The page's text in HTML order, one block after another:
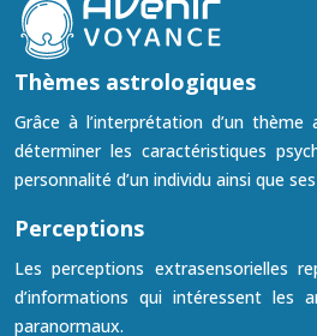
Thèmes astrologiques
Grâce à l’interprétation d’un thème
déterminer les caractéristiques
personnalité d’un individu ainsi que
Perceptions
Les perceptions extrasensorielles
d’informations qui intéressent les
paranormaux.